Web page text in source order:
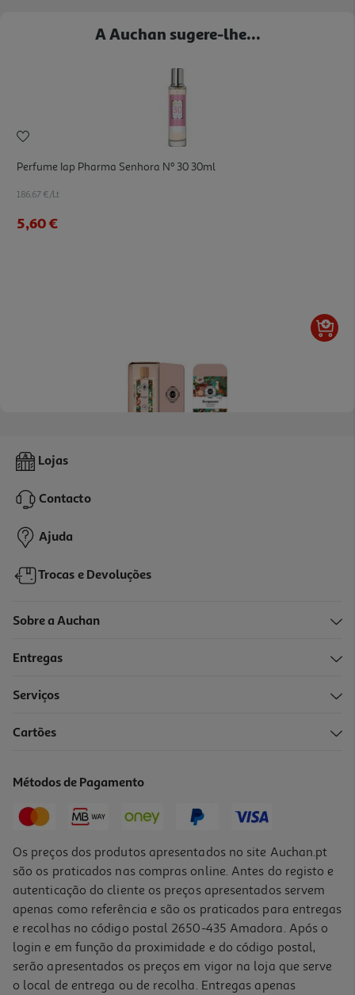
A Auchan sugere-lhe...
Perfume Iap Pharma Senhora Nº 30 30ml
186.67 €/Lt
5,60 €
Água Perfumada Iap Pharma Floral Bergamote 150 Ml
12,95 €
Lojas
Contacto
Ajuda
Trocas e Devoluções
Sobre a Auchan
Entregas
Serviços
Cartões
Métodos de Pagamento
Os preços dos produtos apresentados no site Auchan.pt
são os praticados nas compras online. Antes do registo e
autenticação do cliente os preços apresentados servem
apenas como referência e são os praticados para entregas
e recolhas no código postal 2650-435 Amadora. Após o
login e em função da proximidade e do código postal,
serão apresentados os preços em vigor na loja que serve
o local de entrega ou de recolha. Entregas apenas